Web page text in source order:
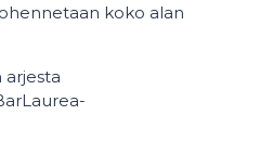
koko alan
arjesta